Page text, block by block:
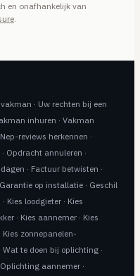
en onafhankelijk van
.
· Uw rechten bij een
inhuren · Vakman
Nep-reviews herkennen ·
· Opdracht annuleren ·
· Factuur betwisten ·
Garantie op installatie· Geschil
· Kies loodgieter· Kies
· Kies aannemer· Kies
Kies zonnepanelen-
Wat te doen bij oplichting·
Oplichting aannemer·